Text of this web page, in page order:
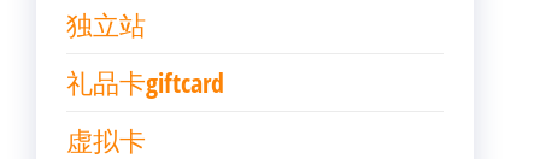
独立站
礼品卡giftcard
虚拟卡